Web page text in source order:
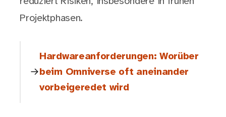
Projektphasen.
Hardwareanforderungen: Worüber
beim Omniverse oft aneinander
vorbeigeredet wird